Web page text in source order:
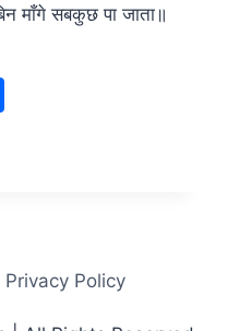
माँगे सबकुछ पा जाता॥
Privacy Policy